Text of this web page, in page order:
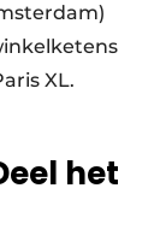
XL.
het